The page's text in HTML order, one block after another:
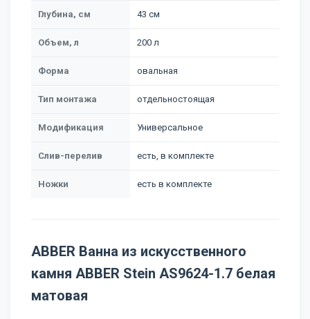
Глубина, см 43 см
Объем, л 200 л
Форма овальная
Тип монтажа отдельностоящая
Модификация Универсальное
Слив-перелив есть, в комплекте
Ножки есть в комплекте
ABBER Ванна из искусственного
камня ABBER Stein AS9624-1.7 белая
матовая